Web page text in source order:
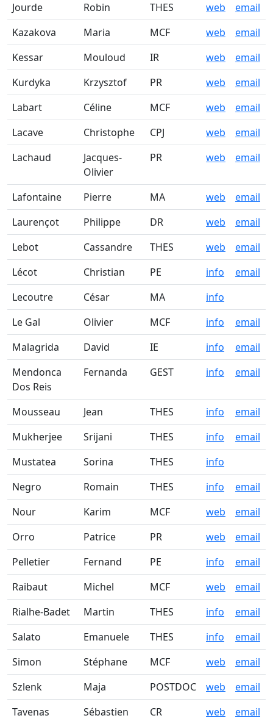
Jourde
Robin THES web email
Kazakova
Maria MCF web email
Kessar
Mouloud IR web email
Kurdyka
Krzysztof PR web email
Labart
Céline MCF web email
Lacave
Christophe CPJ web email
Lachaud
Jacques-
Olivier
PR web email
Lafontaine Pierre MA web email
Laurençot
Philippe DR web email
Lebot
Cassandre THES web email
Lécot
Christian PE info email
Lecoutre
César MA
info
Le Gal
Olivier MCF info email
Malagrida
David IE info email
Mendonca
Dos Reis
Fernanda GEST info email
Mousseau Jean THES info email
Mukherjee
Srijani THES info email
Mustatea
Sorina THES
info
Negro
Romain THES info email
Nour
Karim MCF web email
Orro
Patrice PR web email
Pelletier
Fernand PE info
email
Raibaut
Michel MCF web email
Rialhe-Badet
Martin THES info email
Salato
Emanuele THES info email
Simon
Stéphane MCF web email
Szlenk
Maja POSTDOC web email
Tavenas
Sébastien CR web email